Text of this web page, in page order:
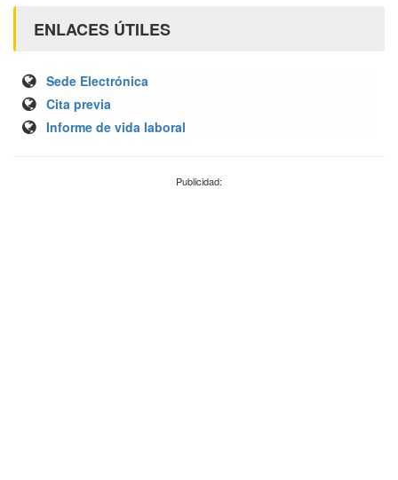
ENLACES ÚTILES
Sede Electrónica
Cita previa
Informe de vida laboral
Publicidad: